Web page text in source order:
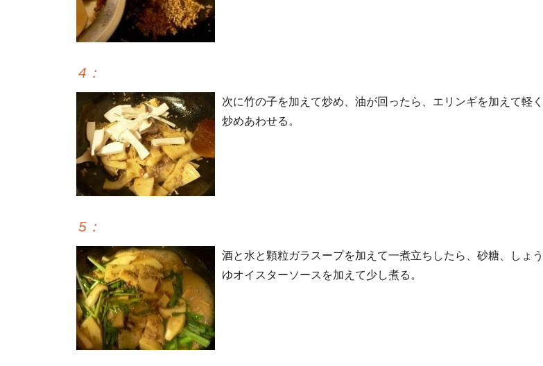
4 ：
次に竹の子を加えて炒め、油が回ったら、エリンギを加えて軽く
炒めあわせる。
5 ：
酒と水と顆粒ガラスープを加えて一煮立ちしたら、砂糖、しょう
ゆオイスターソースを加えて少し煮る。